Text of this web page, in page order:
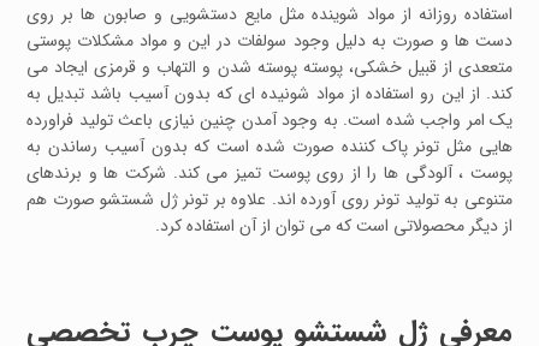
استفاده روزانه از مواد شوینده مثل مایع دستشویی و صابون ها بر روی
دست ها و صورت به دلیل وجود سولفات در این و مواد مشکلات پوستی
متععدی از قبیل خشکی، پوسته پوسته شدن و التهاب و قرمزی ایجاد می
کند. از این رو استفاده از مواد شونیده ای که بدون آسیب باشد تبدیل به
یک امر واجب شده است. به وجود آمدن چنین نیازی باعث تولید فراورده
هایی مثل تونر پاک کننده صورت شده است که بدون آسیب رساندن به
پوست ، آلودگی ها را از روی پوست تمیز می کند. شرکت ها و برندهای
متنوعی به تولید تونر روی آورده اند. علاوه بر تونر ژل شستشو صورت هم
از دیگر محصولاتی است که می توان از آن استفاده کرد.
معرفی ژل شستشو پوست چرب تخصصی